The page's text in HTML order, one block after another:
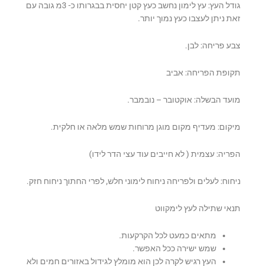
גודל העץ: עץ לימון נחשב כעץ קטן יחסית בבגרותו כ- 3מ גובה עם
זאת ניתן לעצבו כעץ נמוך יותר.
צבע פריחה: לבן.
תקופת הפריחה: אביב
מועד הבשלה: אוקטובר – נובמבר.
מיקום: מעדיף מקום מוגן מרוחות שמש מלאה או חלקית.
הפריה: עצמית ( לא חייבים עוד עצי הדר לידו)
ניחוח: לעלים ולפריחה ניחוח לימוני חלש, לפרי החתוך ניחוח חזק.
תנאי שתילה לעץ לימקווט
מתאים כמעט לכל הקרקעות.
שמש ישירה ככל האפשר.
העץ רגיש לקרה לכן הוא מומלץ לגידול באזורים חמים ולא